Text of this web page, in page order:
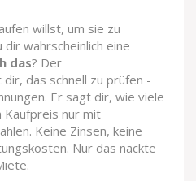
willst, um sie zu
wahrscheinlich eine
das? Der
das schnell zu prüfen -
Er sagt dir, wie viele
Kaufpreis nur mit
Keine Zinsen, keine
Nur das nackte